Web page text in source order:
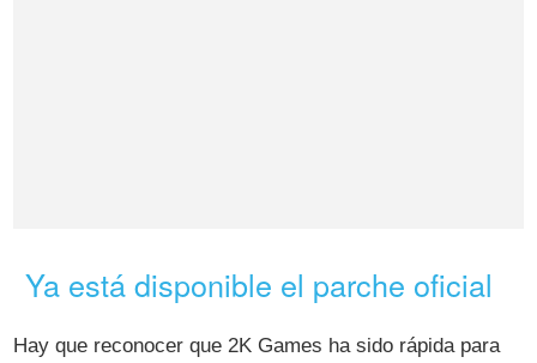
Ya está disponible el parche oficial
Hay que reconocer que 2K Games ha sido rápida para